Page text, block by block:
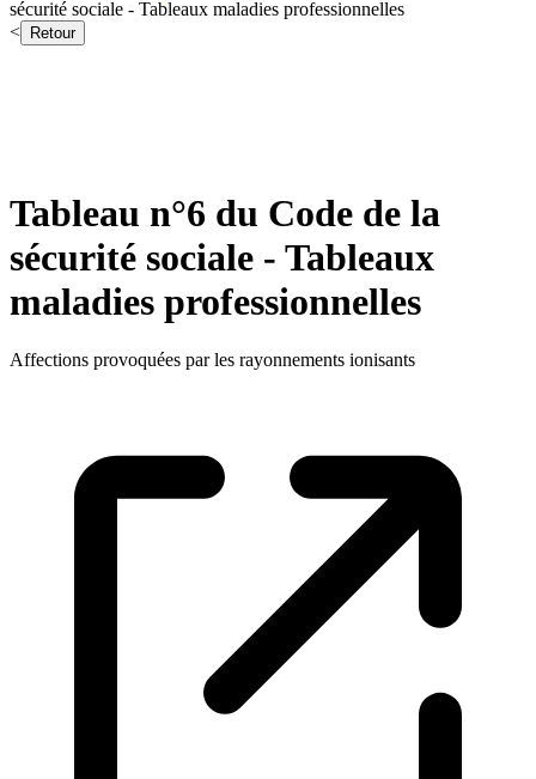
sécurité sociale - Tableaux maladies professionnelles
<
Retour
Tableau n°6 du Code de la
sécurité sociale - Tableaux
maladies professionnelles
Affections provoquées par les rayonnements ionisants